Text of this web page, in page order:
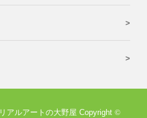
アルアートの大野屋 Copyright ©